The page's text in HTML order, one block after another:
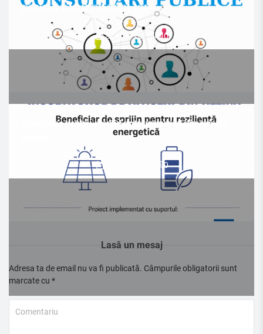
CONSULTĂRILOR PUBLICE
22 iulie, 2026/ 0
Vești bune pentru mediul antreprenorial din raionul
0
Lasă un mesaj
Adresa ta de email nu va fi publicată. Câmpurile obligatorii sunt
marcate cu *